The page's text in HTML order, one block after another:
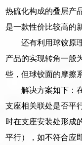
热硫化构成的叠层产
是一款性价比较高的
还有利用球铰原
产品的实现转角一般
些，但球铰面的摩擦
解决方案如下：
支座相关联处是否平
时在支座安装处形成
平行），如不符合应